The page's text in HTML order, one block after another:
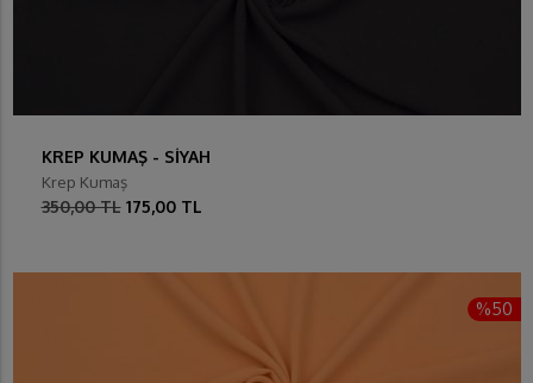
KREP KUMAŞ - SİYAH
Krep Kumaş
350,00 TL 175,00 TL
%50